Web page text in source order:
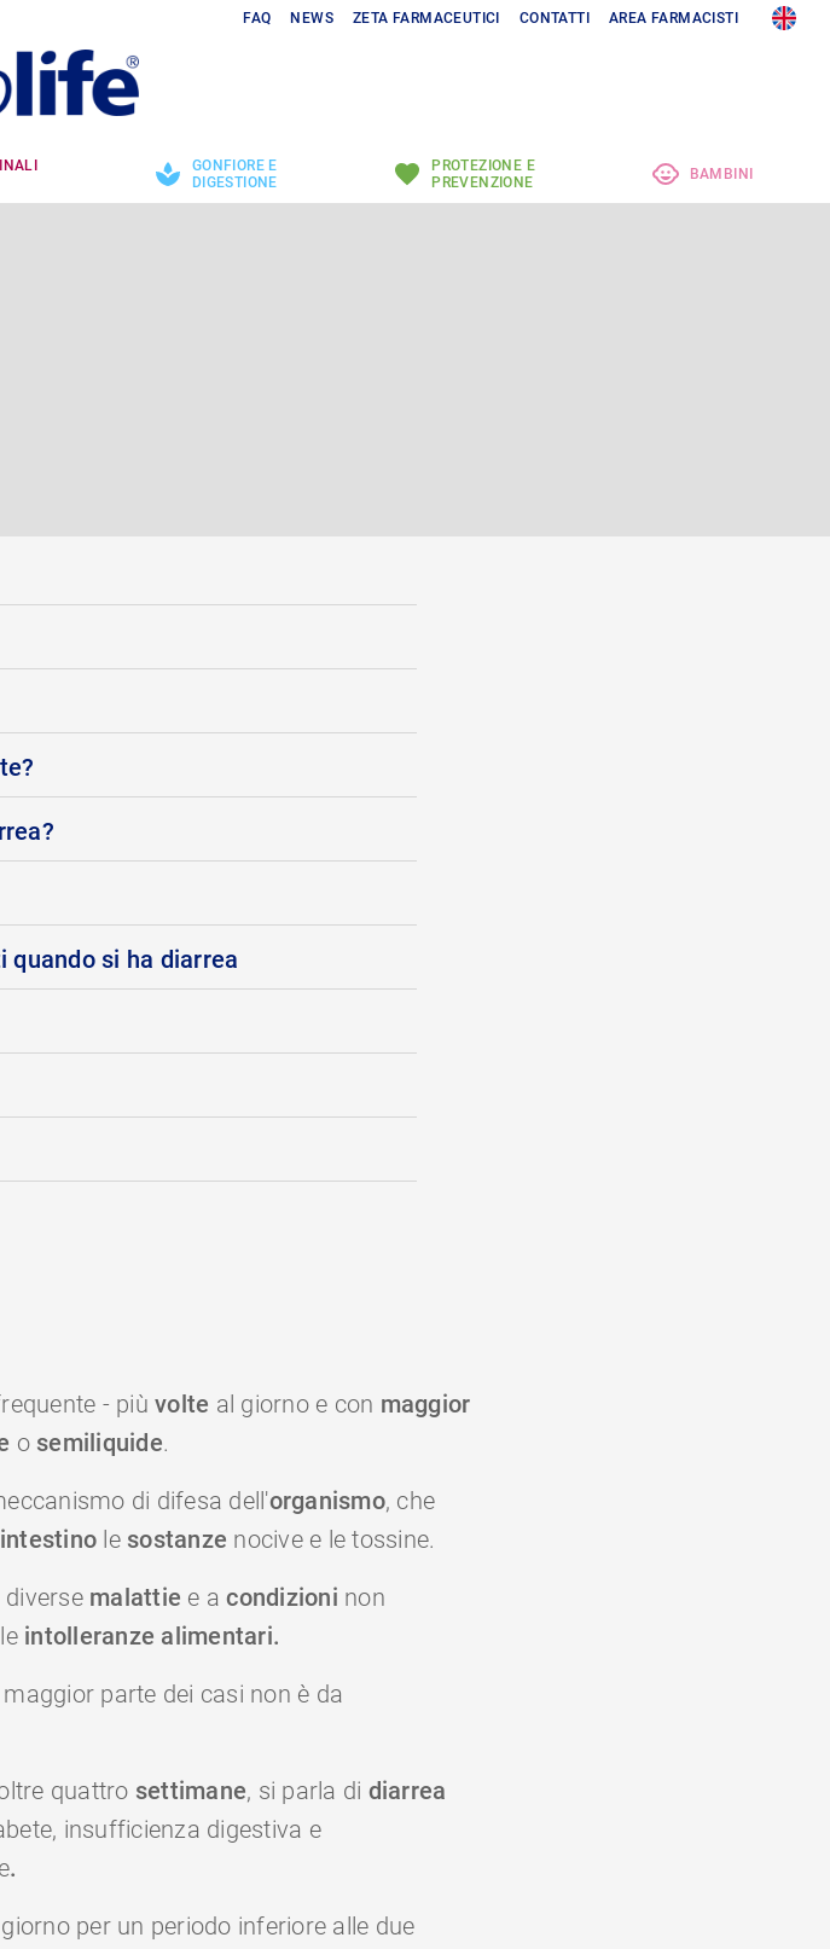
FAQ NEWS ZETA FARMACEUTICI CONTATTI AREA FARMACISTI
GONFIORE E
DIGESTIONE
PROTEZIONE E
PREVENZIONE
BAMBINI
si ha diarrea
- più volte al giorno e con maggior
o semiliquide.
di difesa dell'organismo, che
intestino le sostanze nocive e le tossine.
diverse malattie e acondizioni non
intolleranze alimentari.
parte dei casi non è da
quattro settimane, si parla di diarrea
insufficienza digestiva e
.
per un periodo inferiore alle due